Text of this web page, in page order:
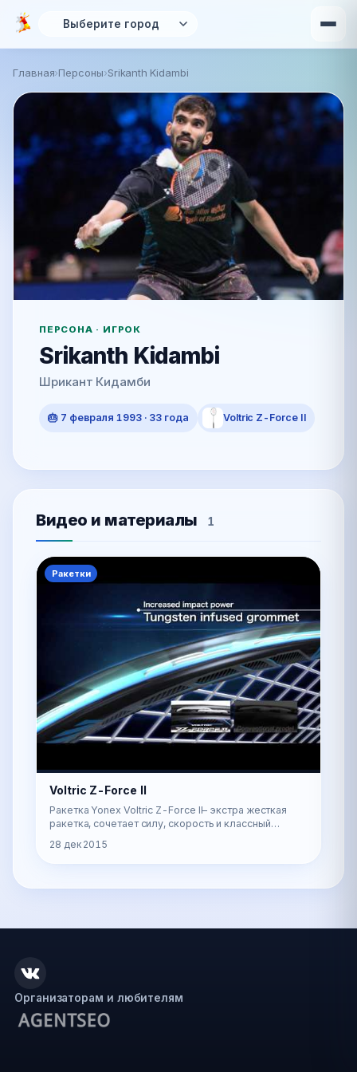
Перейти к основному содержанию
Главная›Персоны›Srikanth Kidambi
ПЕРСОНА · ИГРОК
Srikanth Kidambi
Шрикант Кидамби
🎂 7 февраля 1993 · 33 года Voltric Z-Force II
Видео и материалы 1
Ракетки
Voltric Z-Force II
Ракетка Yonex Voltric Z-Force II– экстра жесткая
ракетка, сочетает силу, скорость и классный
выбором для проф…
28 дек 2015
Организаторам и любителям